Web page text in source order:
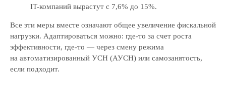
IT-компаний вырастут с 7,6% до 15%.
Все эти меры вместе означают общее увеличение фискальной
нагрузки. Адаптироваться можно: где-то за счет роста
эффективности, где-то — через смену режима
на автоматизированный УСН (АУСН) или самозанятость,
если подходит.